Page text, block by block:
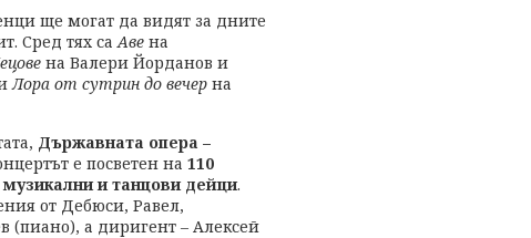
ще могат да видят за дните
Сред тях саАве на
на Валери Йорданов и
Лора от сутрин до вечер на
Държавната опера –
е посветен на 110
и танцови дейци.
от Дебюси, Равел,
(пиано), а диригент – Алексей